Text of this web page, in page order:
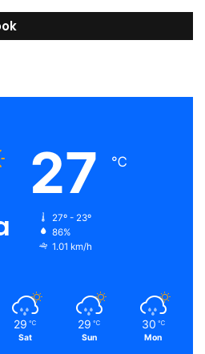
27 ℃
27º - 23º
86%
1.01 km/h
29 ℃
Sat
29 ℃
Sun
30 ℃
Mon